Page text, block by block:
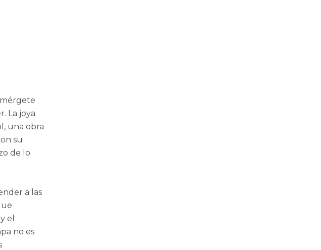
La joya
una obra
su
de lo
a las
el
no es